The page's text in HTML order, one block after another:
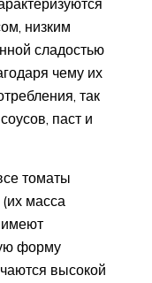
низким
сладостью
чему их
так
паст и
томаты
масса
имеют
форму
высокой